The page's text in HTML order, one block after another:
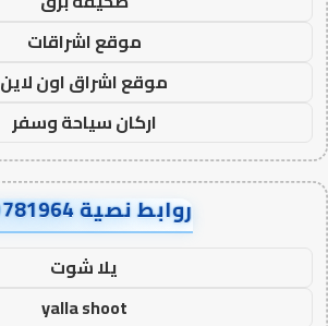
موقع اشراقات
موقع اشراق اون لاين
اركان سياحة وسفر
روابط نصية FD781964
يلا شوت
yalla shoot